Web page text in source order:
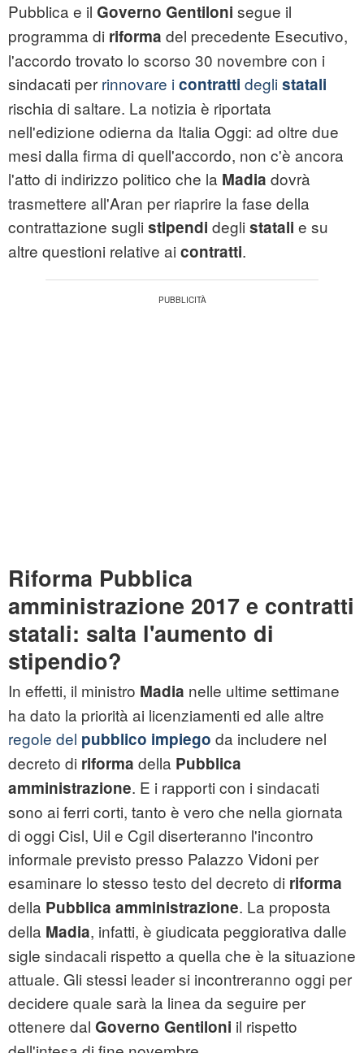
Pubblica e il Governo Gentiloni segue il
programma di riforma del precedente Esecutivo,
l'accordo trovato lo scorso 30 novembre con i
sindacati per rinnovare icontratti deglistatali
rischia di saltare. La notizia è riportata
nell'edizione odierna da Italia Oggi: ad oltre due
mesi dalla firma di quell'accordo, non c'è ancora
l'atto di indirizzo politico che la Madia dovrà
trasmettere all'Aran per riaprire la fase della
contrattazione sugli stipendi degli statali e su
altre questioni relative ai contratti.
Riforma Pubblica
amministrazione 2017 e contratti
statali: salta l'aumento di
stipendio?
In effetti, il ministro Madia nelle ultime settimane
ha dato la priorità ai licenziamenti ed alle altre
regole del pubblico impiego da includere nel
decreto di riforma della Pubblica
amministrazione. E i rapporti con i sindacati
sono ai ferri corti, tanto è vero che nella giornata
di oggi Cisl, Uil e Cgil diserteranno l'incontro
informale previsto presso Palazzo Vidoni per
esaminare lo stesso testo del decreto di riforma
della Pubblica amministrazione. La proposta
della Madia, infatti, è giudicata peggiorativa dalle
sigle sindacali rispetto a quella che è la situazione
attuale. Gli stessi leader si incontreranno oggi per
decidere quale sarà la linea da seguire per
ottenere dal Governo Gentiloni il rispetto